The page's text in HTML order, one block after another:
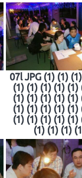
07l JPG (1) (1)
(1) (1) (1) (1) (1)
(1) (1) (1) (1) (1)
(1) (1) (1) (1) (1)
(1) (1) (1) (1) (1)
(1) (1) (1)